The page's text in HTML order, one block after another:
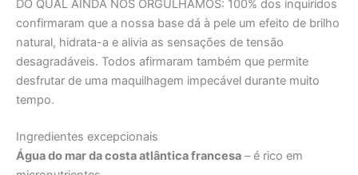
DO QUAL AINDA NOS ORGULHAMOS: 100% dos inquiridos
confirmaram que a nossa base dá à pele um efeito de brilho
natural, hidrata-a e alivia as sensações de tensão
desagradáveis. Todos afirmaram também que permite
desfrutar de uma maquilhagem impecável durante muito
tempo.
Ingredientes excepcionais
Água do mar da costa atlântica francesa – é rico em